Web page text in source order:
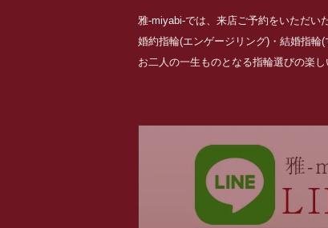
雅-miyabi-では、来店ご予約をいただい
婚約指輪(エンゲージリング)・結婚指
お二人の一生ものとなる指輪選びの楽